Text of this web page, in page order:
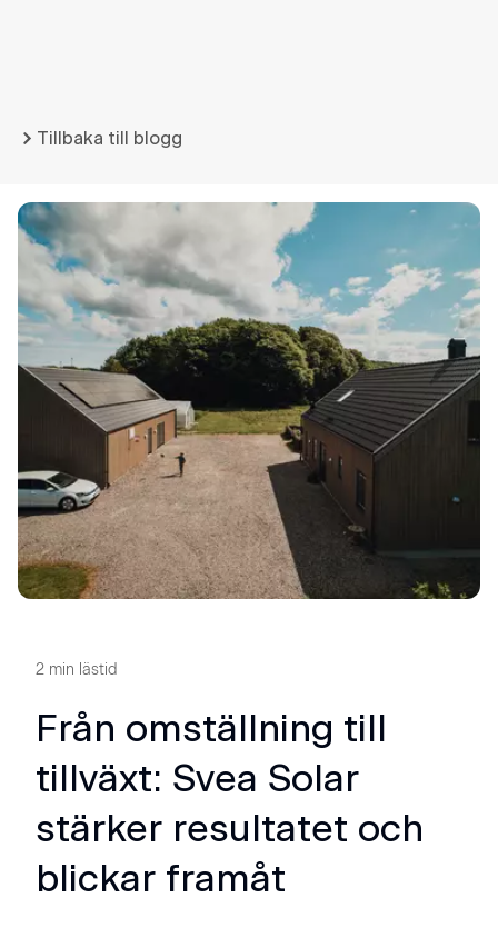
Tillbaka till blogg
2 min lästid
Från omställning till
tillväxt: Svea Solar
stärker resultatet och
blickar framåt